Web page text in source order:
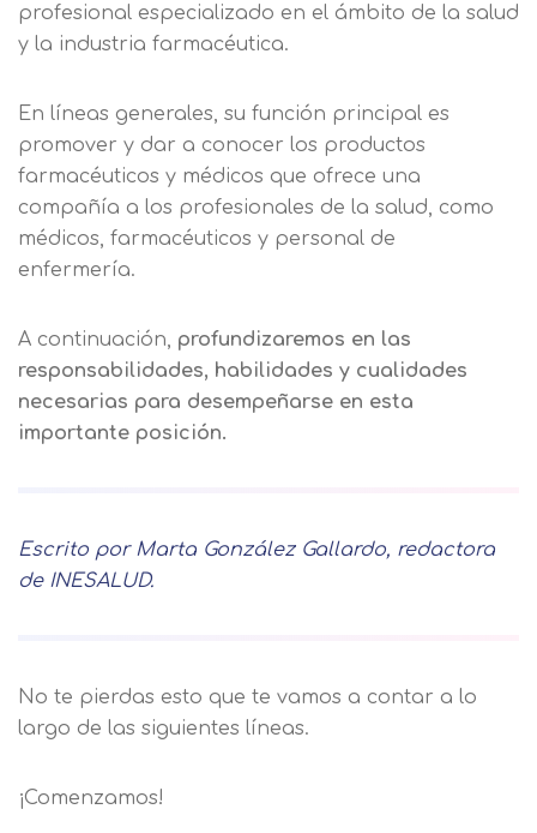
profesional especializado en el ámbito de la salud
y la industria farmacéutica.
En líneas generales, su función principal es
promover y dar a conocer los productos
farmacéuticos y médicos que ofrece una
compañía a los profesionales de la salud, como
médicos, farmacéuticos y personal de
enfermería.
A continuación, profundizaremos en las
responsabilidades, habilidades y cualidades
necesarias para desempeñarse en esta
importante posición.
Escrito por Marta González Gallardo, redactora
de INESALUD.
No te pierdas esto que te vamos a contar a lo
largo de las siguientes líneas.
¡Comenzamos!